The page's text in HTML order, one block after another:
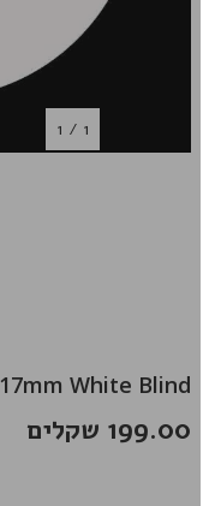
1
/
1
17mm White Blind
199.00 שקלים